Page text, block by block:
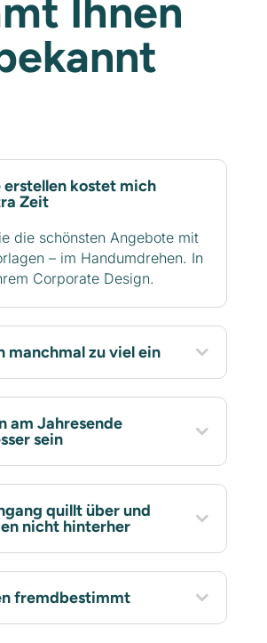
Ihnen
kostet mich
Zeit
die schönsten Angebote mit
– im Handumdrehen. In
Corporate Design.
manchmal zu viel ein
am Jahresende
sein
quillt über und
nicht hinterher
fremdbestimmt